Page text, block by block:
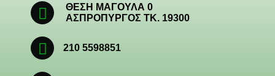
ΘΕΣΗ ΜΑΓΟΥΛΑ 0
ΑΣΠΡΟΠΥΡΓΟΣ ΤΚ. 19300
210 5598851